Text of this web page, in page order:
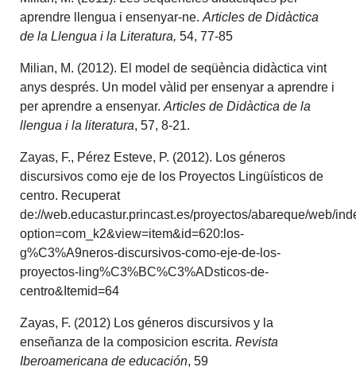
aprendre llengua i ensenyar-ne.Articles de Didàctica
de la Llengua i la Literatura, 54, 77-85
Milian, M. (2012). El model de seqüència didàctica vint
anys després. Un model vàlid per ensenyar a aprendre i
per aprendre a ensenyar.Articles de Didàctica de la
llengua i la literatura, 57, 8-21.
Zayas, F., Pérez Esteve, P. (2012). Los géneros
discursivos como eje de los Proyectos Lingüísticos de
centro. Recuperat
de://web.educastur.princast.es/proyectos/abareque/web/
option=com_k2&view=item&id=620:los-
g%C3%A9neros-discursivos-como-eje-de-los-
proyectos-ling%C3%BC%C3%ADsticos-de-
centro&Itemid=64
Zayas, F. (2012) Los géneros discursivos y la
enseñanza de la composicion escrita.Revista
Iberoamericana de educación, 59